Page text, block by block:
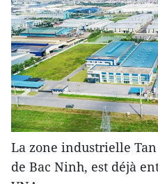
La zone industrielle
de Bac Ninh, est déjà